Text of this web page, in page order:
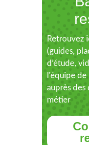
Retrouvez
(guides,
d’étude,
l'équipe de
auprès des
métier